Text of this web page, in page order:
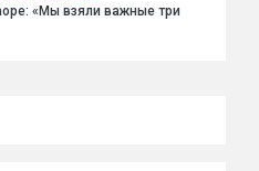
«Мы взяли важные три